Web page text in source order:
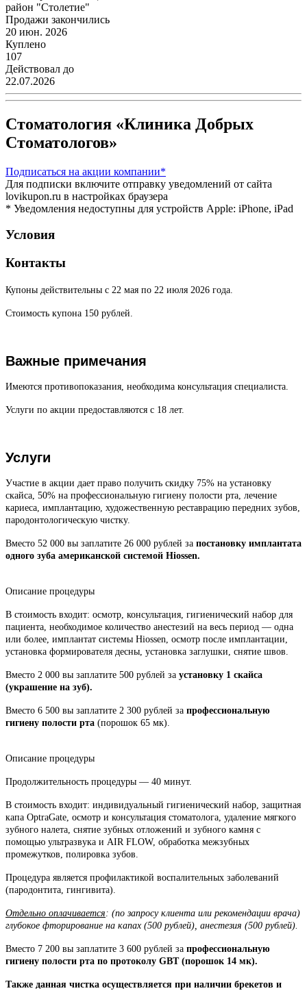
район "Столетие"
Продажи закончились
20 июн. 2026
Куплено
107
Действовал до
22.07.2026
Стоматология «Клиника Добрых
Стоматологов»
Подписаться на акции компании*
Для подписки включите отправку уведомлений от сайта
lovikupon.ru в настройках браузера
* Уведомления недоступны для устройств Apple: iPhone, iPad
Условия
Контакты
Купоны действительны с 22 мая по 22 июля 2026 года.
Стоимость купона 150 рублей.
Важные примечания
Имеются противопоказания, необходима консультация специалиста.
Услуги по акции предоставляются с 18 лет.
Услуги
Участие в акции дает право получить скидку 75% на установку
скайса, 50% на профессиональную гигиену полости рта, лечение
кариеса, имплантацию, художественную реставрацию передних зубов,
пародонтологическую чистку.
Вместо 52 000 вы заплатите 26 000 рублей за постановку имплантата
одного зуба американской системой Hiossen.
Описание процедуры
В стоимость входит: осмотр, консультация, гигиенический набор для
пациента, необходимое количество анестезий на весь период — одна
или более, имплантат системы Hiossen, осмотр после имплантации,
установка формирователя десны, установка заглушки, снятие швов.
Вместо 2 000 вы заплатите 500 рублей за установку 1 скайса
(украшение на зуб).
Вместо 6 500 вы заплатите 2 300 рублей за профессиональную
гигиену полости рта (порошок 65 мк).
Описание процедуры
Продолжительность процедуры — 40 минут.
В стоимость входит: индивидуальный гигиенический набор, защитная
капа OptraGate, осмотр и консультация стоматолога, удаление мягкого
зубного налета, снятие зубных отложений и зубного камня с
помощью ультразвука и AIR FLOW, обработка межзубных
промежутков, полировка зубов.
Процедура является профилактикой воспалительных заболеваний
(пародонтита, гингивита).
Отдельно оплачивается : (по запросу клиента или рекомендации врача)
глубокое фторирование на капах (500 рублей), анестезия (500 рублей).
Вместо 7 200 вы заплатите 3 600 рублей за профессиональную
гигиену полости рта по протоколу GBT (порошок 14 мк).
Также данная чистка осуществляется при наличии брекетов и